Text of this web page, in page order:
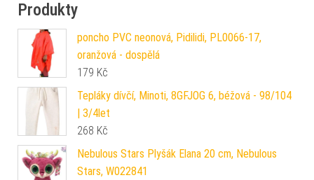
Produkty
poncho PVC neonová, Pidilidi, PL0066-17,
oranžová - dospělá
179 Kč
Tepláky dívčí, Minoti, 8GFJOG 6, béžová - 98/104
| 3/4let
268 Kč
Nebulous Stars Plyšák Elana 20 cm, Nebulous
Stars, W022841